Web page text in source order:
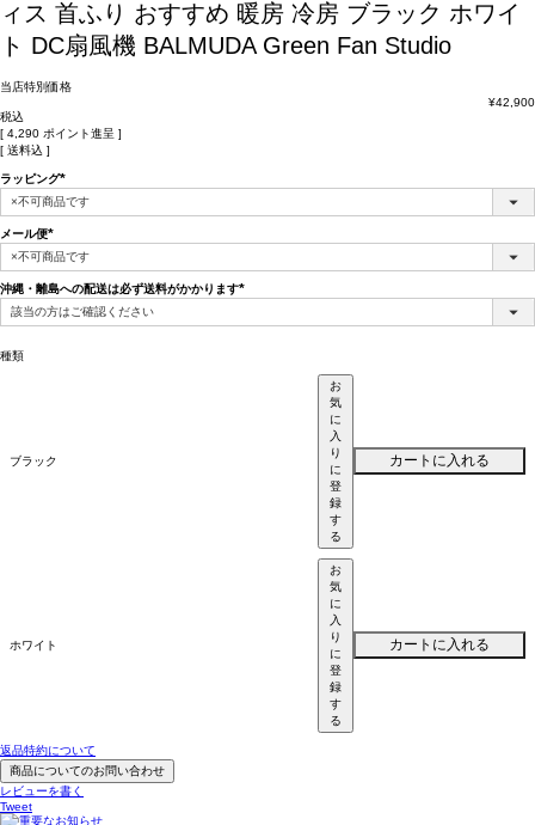
ィス 首ふり おすすめ 暖房 冷房 ブラック ホワイ
ト DC扇風機 BALMUDA Green Fan Studio
当店特別価格
¥42,900
税込
[ 4,290 ポイント進呈 ]
送料込
ラッピング
(必
メール便
(必
須)
沖縄・離島への配送は必ず送料がかかります
種類
ブラック
お
気
に
入
り
に
登
録
す
る
カートに入れる
ホワイト
お
気
に
入
り
に
登
録
す
る
カートに入れる
返品特約について
商品についてのお問い合わせ
レビューを書く
Tweet